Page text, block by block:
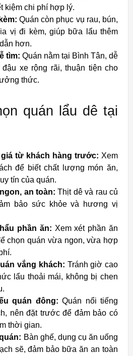
kiệm chi phí hợp lý.
Quán còn phục vụ rau, bún,
vị đi kèm, giúp bữa lẩu thêm
hơn.
tìm: Quán nằm tại Bình Tân, dễ
xe rộng rãi, thuận tiện cho
thức.
quán lẩu dê tại
từ khách hàng trước: Xem
để biết chất lượng món ăn,
tín của quán.
an toàn: Thịt dê và rau củ
bảo sức khỏe và hương vị
phần ăn: Xem xét phần ăn
chọn quán vừa ngon, vừa hợp
vắng khách: Tránh giờ cao
lẩu thoải mái, không bị chen
quán đông: Quán nổi tiếng
nên đặt trước để đảm bảo có
thời gian.
Bàn ghế, dụng cụ ăn uống
sẽ, đảm bảo bữa ăn an toàn